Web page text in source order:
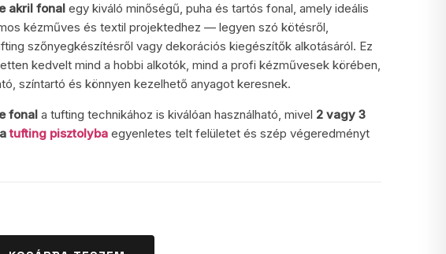
akril fonal egy kiváló minőségű, puha és tartós fonal, amely ideális
kézműves és textil projektedhez — legyen szó kötésről,
szőnyegkészítésről vagy dekorációs kiegészítők alkotásáról. Ez
kedvelt mind a hobbi alkotók, mind a profi kézművesek körében,
színtartó és könnyen kezelhető anyagot keresnek.
fonal a tufting technikához is kiválóan használható, mivel 2 vagy 3
tufting pisztolyba egyenletes telt felületet és szép végeredményt